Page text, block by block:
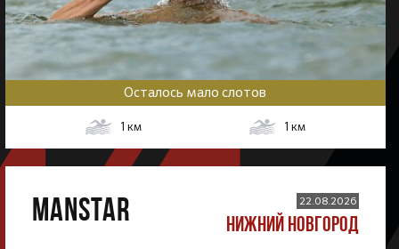
Осталось мало слотов
1 км 1 км
MANSTAR 22.08.2026
НИЖНИЙ НОВГОРОД